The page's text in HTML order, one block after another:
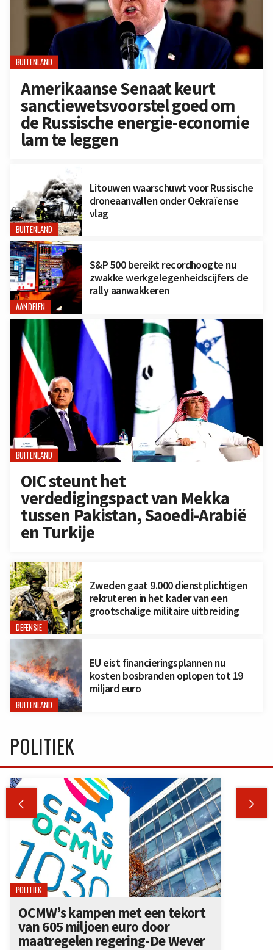
BUITENLAND
Amerikaanse Senaat keurt
sanctiewetsvoorstel goed om
de Russische energie-economie
lam te leggen
BUITENLAND
Litouwen waarschuwt voor Russische
droneaanvallen onder Oekraïense
vlag
AANDELEN
S&P 500 bereikt recordhoogte nu
zwakke werkgelegenheidscijfers de
rally aanwakkeren
BUITENLAND
OIC steunt het
verdedigingspact van Mekka
tussen Pakistan, Saoedi-Arabië
en Turkije
DEFENSIE
Zweden gaat 9.000 dienstplichtigen
rekruteren in het kader van een
grootschalige militaire uitbreiding
BUITENLAND
EU eist financieringsplannen nu
kosten bosbranden oplopen tot 19
miljard euro
POLITIEK
 
POLITIEK
OCMW’s kampen met een tekort
van 605 miljoen euro door
maatregelen regering-De Wever